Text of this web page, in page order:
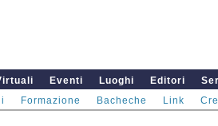
Eventi Luoghi Editori
Formazione Bacheche Link